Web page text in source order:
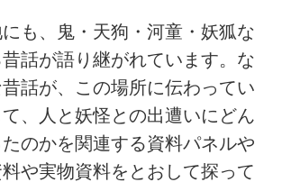
も、鬼・天狗・河童・妖狐な
話が語り継がれています。な
話が、この場所に伝わってい
、人と妖怪との出遭いにどん
のかを関連する資料パネルや
や実物資料をとおして探って